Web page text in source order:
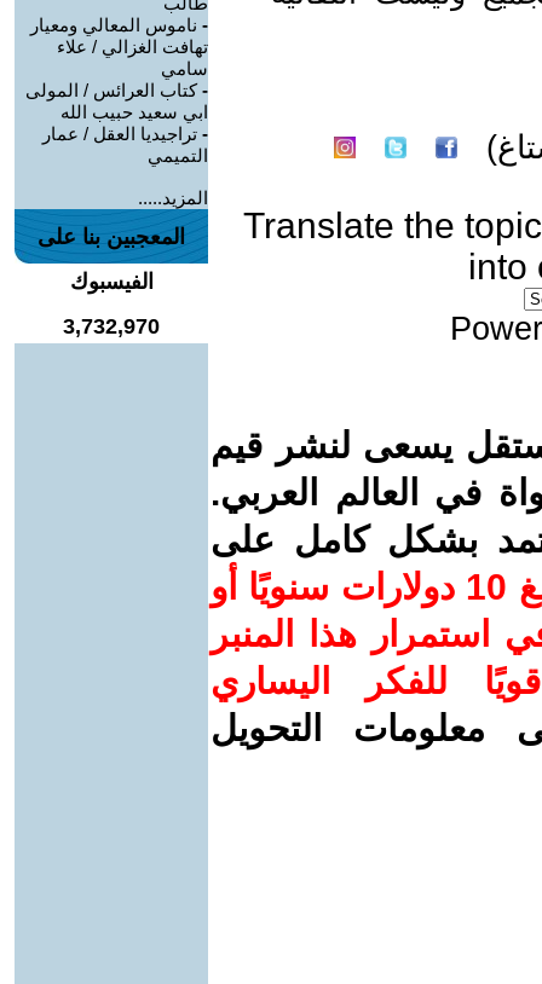
Translate the topic
into
يسعى لنشر قيم
في العالم العربي.
بشكل كامل على
ساهم/ي معنا! بدعمكم بمبلغ 10 دولارات سنويًا أو
استمرار هذا المنبر
للفكر اليساري
معلومات التحويل
- ناموس المعالي ومعيار
تهافت الغزالي / علاء
سامي
-كتاب العرائس / المولى
ابي سعيد حبيب الله
- تراجيديا العقل / عمار
التميمي
المزيد.....
المعجبين بنا على
الفيسبوك
3,732,970